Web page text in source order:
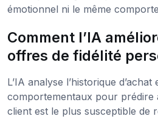
émotionnel ni le même
Comment l’IA
offres de fidélité
L’IA analyse l’historique
comportementaux pour prédire
client est le plus susceptible de